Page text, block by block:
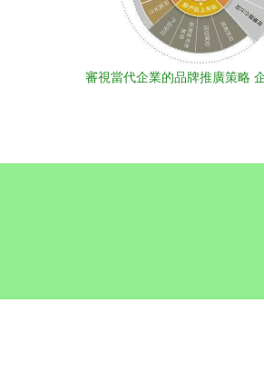
審視當代企業的品牌推廣策略